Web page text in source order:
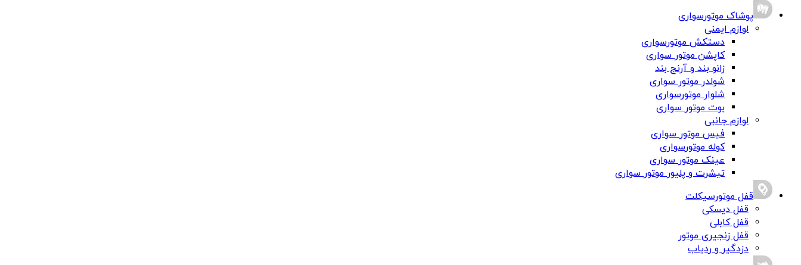
پوشاک موتورسواری
لوازم ایمنی
دستکش موتورسواری
کاپشن موتور سواری
زانو بند و آرنج بند
شولدر موتور سواری
شلوار موتورسواری
بوت موتور سواری
لوازم جانبی
فیس موتور سواری
کوله موتورسواری
عینک موتور سواری
تیشرت و پلیور موتور سواری
قفل موتورسیکلت
قفل دیسکی
قفل کابلی
قفل زنجیری موتور
دزدگیر و ردیاب